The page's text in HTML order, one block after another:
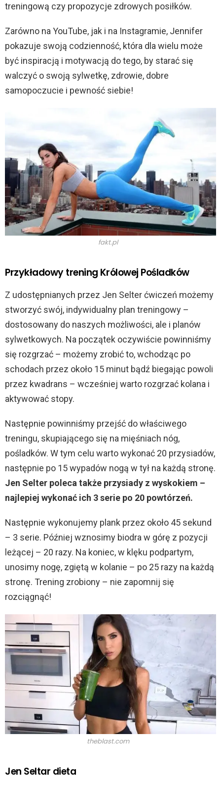
treningową czy propozycje zdrowych posiłków.
Zarówno na YouTube, jak i na Instagramie, Jennifer
pokazuje swoją codzienność, która dla wielu może
być inspiracją i motywacją do tego, by starać się
walczyć o swoją sylwetkę, zdrowie, dobre
samopoczucie i pewność siebie!
fakt.pl
Przykładowy trening Królowej Pośladków
Z udostępnianych przez Jen Selter ćwiczeń możemy
stworzyć swój, indywidualny plan treningowy –
dostosowany do naszych możliwości, ale i planów
sylwetkowych. Na początek oczywiście powinniśmy
się rozgrzać – możemy zrobić to, wchodząc po
schodach przez około 15 minut bądź biegając powoli
przez kwadrans – wcześniej warto rozgrzać kolana i
aktywować stopy.
Następnie powinniśmy przejść do właściwego
treningu, skupiającego się na mięśniach nóg,
pośladków. W tym celu warto wykonać 20 przysiadów,
następnie po 15 wypadów nogą w tył na każdą stronę.
Jen Selter poleca także przysiady z wyskokiem –
najlepiej wykonać ich 3 serie po 20 powtórzeń.
Następnie wykonujemy plank przez około 45 sekund
– 3 serie. Później wznosimy biodra w górę z pozycji
leżącej – 20 razy. Na koniec, w klęku podpartym,
unosimy nogę, zgiętą w kolanie – po 25 razy na każdą
stronę. Trening zrobiony – nie zapomnij się
rozciągnąć!
theblast.com
Jen Seltar dieta